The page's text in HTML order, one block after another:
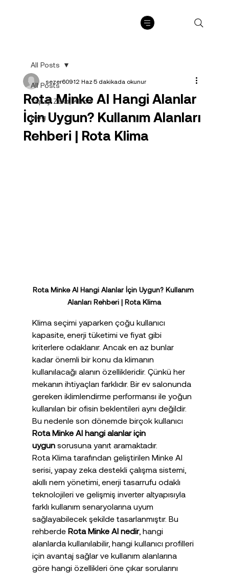
All Posts
Yapay Zeka, Klima
blog
All Posts
Rota Minke AI Hangi Alanlar
İçin Uygun? Kullanım Alanları
Rehberi | Rota Klima
sezer60912 Haz5 dakikada okunur
Rota Minke AI Hangi Alanlar İçin Uygun? Kullanım
Alanları Rehberi | Rota Klima
Klima seçimi yaparken çoğu kullanıcı
kapasite, enerji tüketimi ve fiyat gibi
kriterlere odaklanır. Ancak en az bunlar
kadar önemli bir konu da klimanın
kullanılacağı alanın özellikleridir. Çünkü her
mekanın ihtiyaçları farklıdır. Bir ev salonunda
gereken iklimlendirme performansı ile yoğun
kullanılan bir ofisin beklentileri aynı değildir.
Bu nedenle son dönemde birçok kullanıcı
Rota Minke AI hangi alanlar için
uygun sorusuna yanıt aramaktadır.
Rota Klima tarafından geliştirilen Minke AI
serisi, yapay zeka destekli çalışma sistemi,
akıllı nem yönetimi, enerji tasarrufu odaklı
teknolojileri ve gelişmiş inverter altyapısıyla
farklı kullanım senaryolarına uyum
sağlayabilecek şekilde tasarlanmıştır. Bu
rehberde Rota Minke AI nedir, hangi
alanlarda kullanılabilir, hangi kullanıcı profilleri
için avantaj sağlar ve kullanım alanlarına
göre hangi özellikleri öne çıkar sorularını